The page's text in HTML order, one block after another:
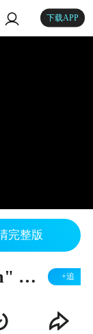
下载APP
完整版
T-Force电竞系列 "Xtreem" 台式机内存 +追